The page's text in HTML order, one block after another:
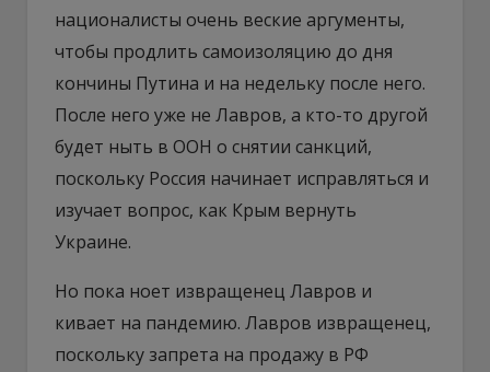
националисты очень веские аргументы,
чтобы продлить самоизоляцию до дня
кончины Путина и на недельку после него.
После него уже не Лавров, а кто-то другой
будет ныть в ООН о снятии санкций,
поскольку Россия начинает исправляться и
изучает вопрос, как Крым вернуть
Украине.
Но пока ноет извращенец Лавров и
кивает на пандемию. Лавров извращенец,
поскольку запрета на продажу в РФ